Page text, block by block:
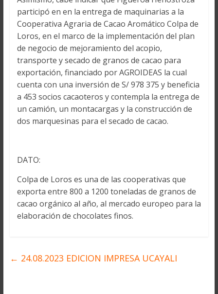
participó en en la entrega de maquinarias a la
Cooperativa Agraria de Cacao Aromático Colpa de
Loros, en el marco de la implementación del plan
de negocio de mejoramiento del acopio,
transporte y secado de granos de cacao para
exportación, financiado por AGROIDEAS la cual
cuenta con una inversión de S/ 978 375 y beneficia
a 453 socios cacaoteros y contempla la entrega de
un camión, un montacargas y la construcción de
dos marquesinas para el secado de cacao.
DATO:
Colpa de Loros es una de las cooperativas que
exporta entre 800 a 1200 toneladas de granos de
cacao orgánico al año, al mercado europeo para la
elaboración de chocolates finos.
← 24.08.2023 EDICION IMPRESA UCAYALI